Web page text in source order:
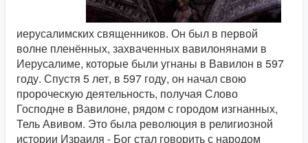
иерусалимских священников. Он был в первой
волне пленённых, захваченных вавилонянами в
Иерусалиме, которые были угнаны в Вавилон в 597
году. Спустя 5 лет, в 597 году, он начал свою
пророческую деятельность, получая Слово
Господне в Вавилоне, рядом с городом изгнанных,
Тель Авивом. Это была революция в религиозной
истории Израиля - Бог стал говорить с народом